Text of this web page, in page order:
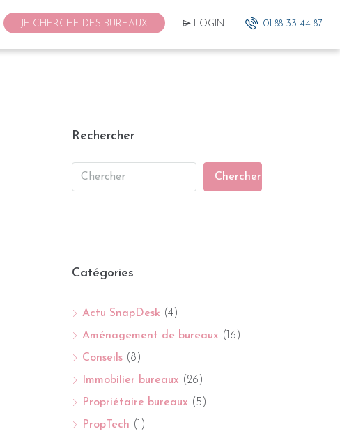
JE CHERCHE DES BUREAUX ⌲ LOGIN 01 88 33 44 87
Rechercher
Chercher
Catégories
Actu SnapDesk (4)
Aménagement de bureaux (16)
Conseils (8)
Immobilier bureaux (26)
Propriétaire bureaux (5)
PropTech (1)